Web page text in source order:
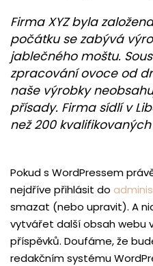
Firma XYZ byla
počátku se zabývá
jablečného moštu.
zpracování ovoce od
naše výrobky
přísady. Firma sídlí v
než 200
Pokud s WordPressem
nejdříve přihlásit do
smazat (nebo upravit). A
vytvářet další obsah webu
příspěvků. Doufáme, že
redakčním systému